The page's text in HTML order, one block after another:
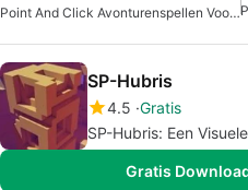
Point And Click Avonturenspellen Voor Windows
SP-Hubris
4.5 Gratis
SP-Hubris: Een
Gratis